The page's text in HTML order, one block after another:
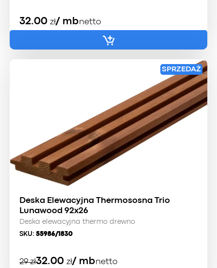
32.00 zł/ mbnetto
SPRZEDAŻ
Deska Elewacyjna Thermososna Trio
Lunawood 92x26
Deska elewacyjna thermo drewno
SKU: 55986/1830
29zł
Pierwotna
32.00 zł
Aktualna
/ mbnetto